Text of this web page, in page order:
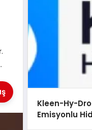
Kleen-Hy-
Emisyonlu